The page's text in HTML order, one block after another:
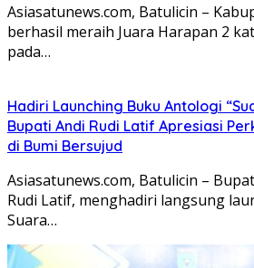
Asiasatunews.com, Batulicin –
berhasil meraih Juara Harapan 2
pada…
Hadiri Launching Buku Antologi
Bupati Andi Rudi Latif Apresiasi
di Bumi Bersujud
Asiasatunews.com, Batulicin –
Rudi Latif, menghadiri langsung
Suara…